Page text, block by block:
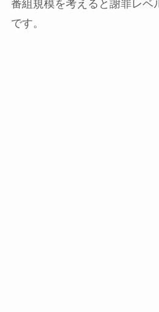
番組規模を考えると謝罪レベ
です。